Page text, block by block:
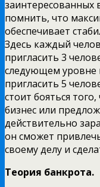
заинтересованных
помнить, что
обеспечивает
Здесь каждый
пригласить 3
следующем уровне
пригласить 5
стоит бояться
бизнес или
действительно
он сможет
своему делу и
Теория банкрота.